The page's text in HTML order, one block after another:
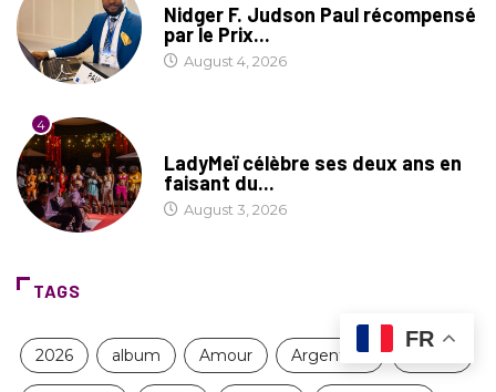
Nidger F. Judson Paul récompensé
par le Prix...
August 4, 2026
4
LadyMeï célèbre ses deux ans en
faisant du...
August 3, 2026
TAGS
2026 album Amour Argentine
FR